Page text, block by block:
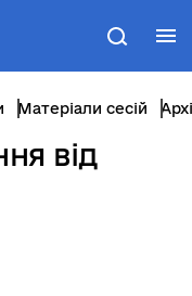
Пошук
Матеріали сесій
від